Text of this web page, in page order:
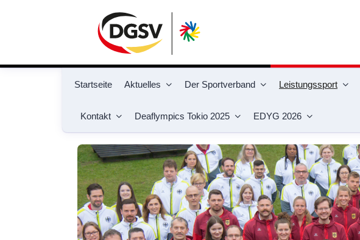
Startseite Aktuelles Der Sportverband Leistungssport
Kontakt Deaflympics Tokio 2025 EDYG 2026